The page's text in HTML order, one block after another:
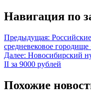
Навигация по
Предыдущая:
средневековое
Далее: Новосибирский
II за 9000 рублей
Похожие